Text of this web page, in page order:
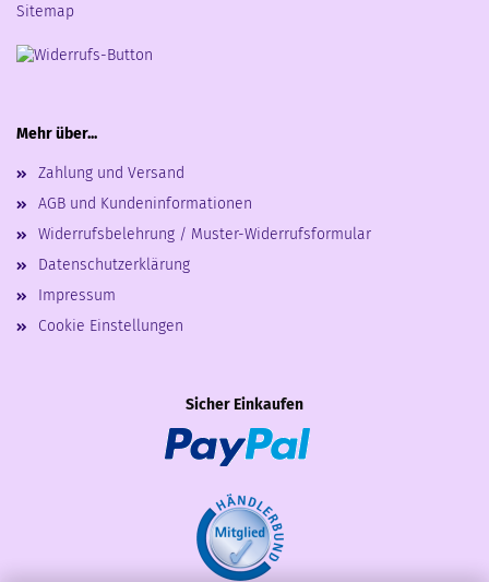
Sitemap
Mehr über...
Zahlung und Versand
AGB und Kundeninformationen
Widerrufsbelehrung / Muster-Widerrufsformular
Datenschutzerklärung
Impressum
Cookie Einstellungen
Sicher Einkaufen